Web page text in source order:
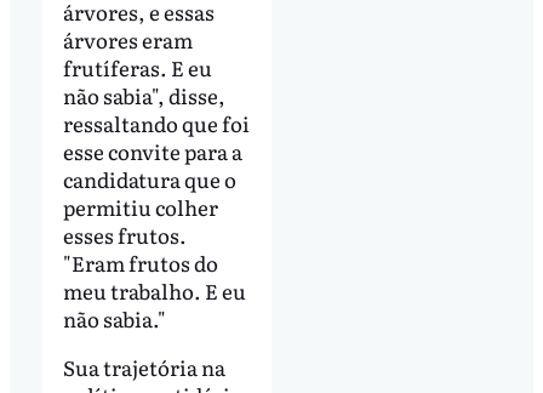
árvores, e essas
árvores eram
frutíferas. E eu
não sabia", disse,
ressaltando que foi
esse convite para a
candidatura que o
permitiu colher
esses frutos.
"Eram frutos do
meu trabalho. E eu
não sabia."
Sua trajetória na